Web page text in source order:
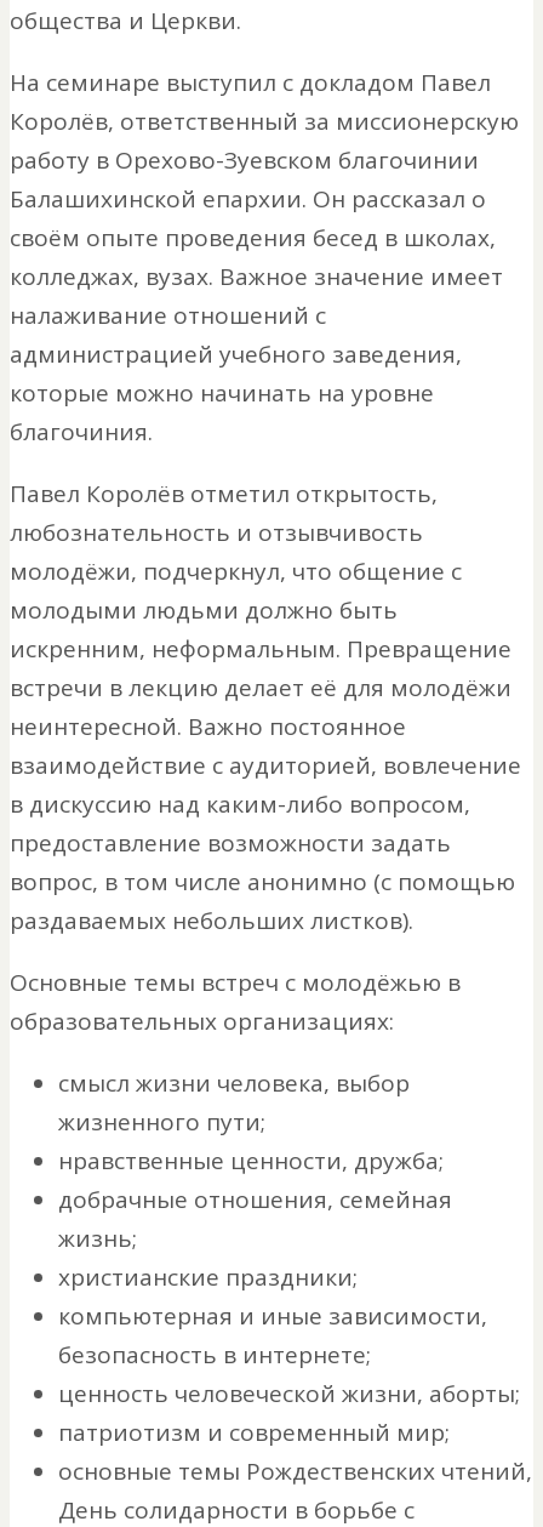
общества и Церкви.
На семинаре выступил с докладом Павел
Королёв, ответственный за миссионерскую
работу в Орехово-Зуевском благочинии
Балашихинской епархии. Он рассказал о
своём опыте проведения бесед в школах,
колледжах, вузах. Важное значение имеет
налаживание отношений с
администрацией учебного заведения,
которые можно начинать на уровне
благочиния.
Павел Королёв отметил открытость,
любознательность и отзывчивость
молодёжи, подчеркнул, что общение с
молодыми людьми должно быть
искренним, неформальным. Превращение
встречи в лекцию делает её для молодёжи
неинтересной. Важно постоянное
взаимодействие с аудиторией, вовлечение
в дискуссию над каким-либо вопросом,
предоставление возможности задать
вопрос, в том числе анонимно (с помощью
раздаваемых небольших листков).
Основные темы встреч с молодёжью в
образовательных организациях:
смысл жизни человека, выбор
жизненного пути;
нравственные ценности, дружба;
добрачные отношения, семейная
жизнь;
христианские праздники;
компьютерная и иные зависимости,
безопасность в интернете;
ценность человеческой жизни, аборты;
патриотизм и современный мир;
основные темы Рождественских чтений,
День солидарности в борьбе с